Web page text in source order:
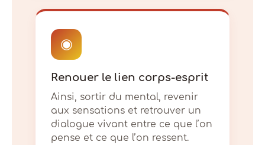
◉
Renouer le lien corps-esprit
Ainsi, sortir du mental, revenir
aux sensations et retrouver un
dialogue vivant entre ce que l’on
pense et ce que l’on ressent.